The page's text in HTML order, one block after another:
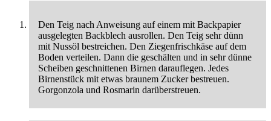
Den Teig nach Anweisung auf einem mit Backpapier
ausgelegten Backblech ausrollen. Den Teig sehr dünn
mit Nussöl bestreichen. Den Ziegenfrischkäse auf dem
Boden verteilen. Dann die geschälten und in sehr dünne
Scheiben geschnittenen Birnen darauflegen. Jedes
Birnenstück mit etwas braunem Zucker bestreuen.
Gorgonzola und Rosmarin darüberstreuen.